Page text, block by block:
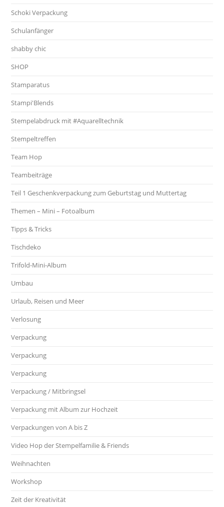
Schoki Verpackung
Schulanfänger
shabby chic
SHOP
Stamparatus
Stampi'Blends
Stempelabdruck mit #Aquarelltechnik
Stempeltreffen
Team Hop
Teambeiträge
Teil 1 Geschenkverpackung zum Geburtstag und Muttertag
Themen – Mini – Fotoalbum
Tipps & Tricks
Tischdeko
Trifold-Mini-Album
Umbau
Urlaub, Reisen und Meer
Verlosung
Verpackung
Verpackung
Verpackung
Verpackung / Mitbringsel
Verpackung mit Album zur Hochzeit
Verpackungen von A bis Z
Video Hop der Stempelfamilie & Friends
Weihnachten
Workshop
Zeit der Kreativität